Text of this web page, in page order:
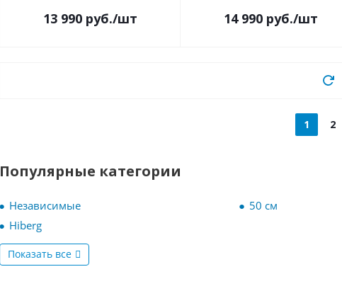
13 990 руб./шт 14 990 руб./шт
1 2
Популярные категории
Независимые 50 см
Hiberg
Показать все